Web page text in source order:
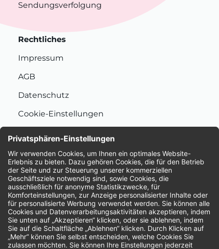
Sendungsverfolgung
Rechtliches
Impressum
AGB
Datenschutz
Cookie-Einstellungen
Bewertungen